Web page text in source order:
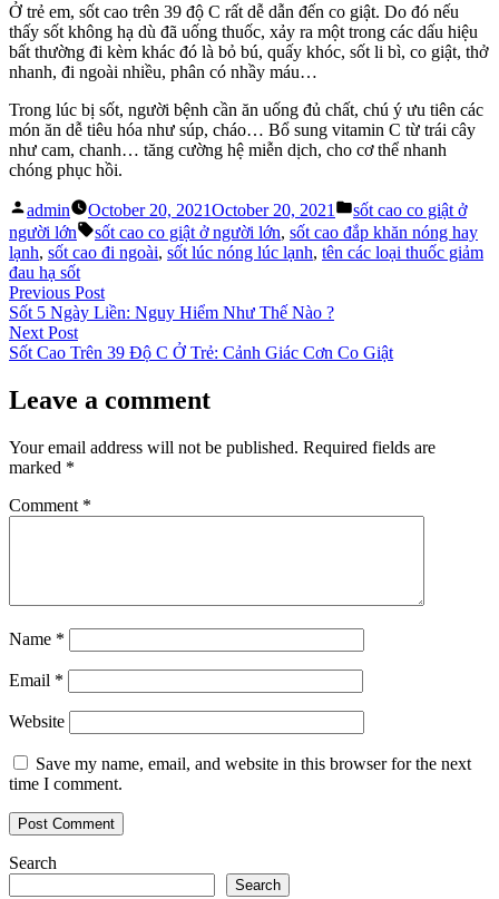
Ở trẻ em, sốt cao trên 39 độ C rất dễ dẫn đến co giật. Do đó nếu
thấy sốt không hạ dù đã uống thuốc, xảy ra một trong các dấu hiệu
bất thường đi kèm khác đó là bỏ bú, quấy khóc, sốt li bì, co giật, thở
nhanh, đi ngoài nhiều, phân có nhầy máu…
Trong lúc bị sốt, người bệnh cần ăn uống đủ chất, chú ý ưu tiên các
món ăn dễ tiêu hóa như súp, cháo… Bổ sung vitamin C từ trái cây
như cam, chanh… tăng cường hệ miễn dịch, cho cơ thể nhanh
chóng phục hồi.
Posted
by
admin October 20, 2021October 20, 2021
Posted
in
sốt cao co giật ở
người lớn
Tags:
sốt cao co giật ở người lớn, sốt cao đắp khăn nóng hay
lạnh, sốt cao đi ngoài, sốt lúc nóng lúc lạnh, tên các loại thuốc giảm
đau hạ sốt
Post
navigation
Previous PostPrevious
post:
Sốt 5 Ngày Liền: Nguy Hiểm Như Thế Nào ?
Next PostNext
post:
Sốt Cao Trên 39 Độ C Ở Trẻ: Cảnh Giác Cơn Co Giật
Leave a comment
Your email address will not be published. Required fields are
marked *
Comment *
Name *
Email *
Website
Save my name, email, and website in this browser for the next
time I comment.
Search
Search